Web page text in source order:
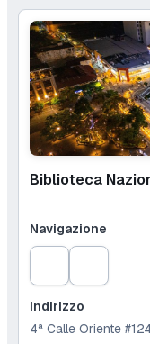
Biblioteca
Navigazione
Indirizzo
4ª Calle Oriente